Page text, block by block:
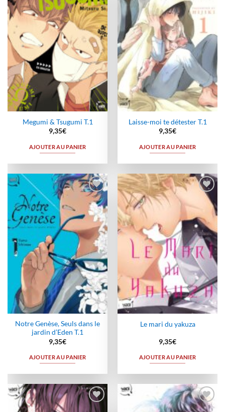
à la
wishlist
Megumi & Tsugumi T.1
9,35€
AJOUTER AU PANIER
wishlist
Laisse-moi te détester T.1
9,35€
AJOUTER AU PANIER
Ajouter
à la
wishlist
Notre Genèse, Seuls dans le
jardin d’Eden T.1
9,35€
AJOUTER AU PANIER
Ajouter
wishlist
Le mari du yakuza
9,35€
AJOUTER AU PANIER
Ajouter
Ajouter